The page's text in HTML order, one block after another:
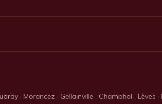
· Morancez · Gellainville · Champhol · Lèves